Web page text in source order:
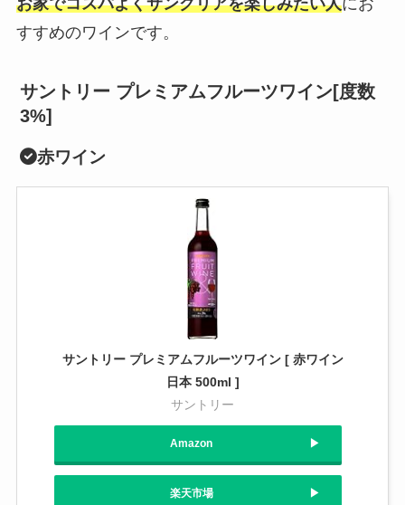
すすめのワインです。
サントリー プレミアムフルーツワイン[度数
3%]
赤ワイン
サントリー プレミアムフルーツワイン [ 赤ワイン
日本 500ml ]
サントリー
Amazon
楽天市場